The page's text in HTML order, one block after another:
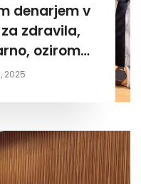
denarjem v
zdravila,
oziroma
na Žalskem«
2025